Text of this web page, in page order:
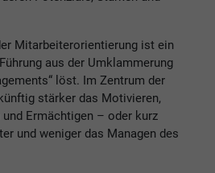
Mitarbeiterorientierung ist ein
aus der Umklammerung
löst. Im Zentrum der
stärker das Motivieren,
und Ermächtigen – oder kurz
und weniger das Managen des